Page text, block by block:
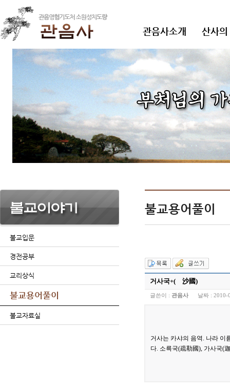
관음사소개 산사
불교입문
경전공부
교리상식
불교용어풀이
불교자료실
불교용어풀이
거사국+( 沙國)
글쓴이 : 관음사 날짜 : 2010-
거사는 카샤의 음역. 나라 이
다. 소륵국(疏勒國), 가사국(